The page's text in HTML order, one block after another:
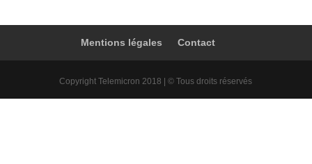
Mentions légales Contact
Copyright Telemicron 2018 | © Tous droits réservés